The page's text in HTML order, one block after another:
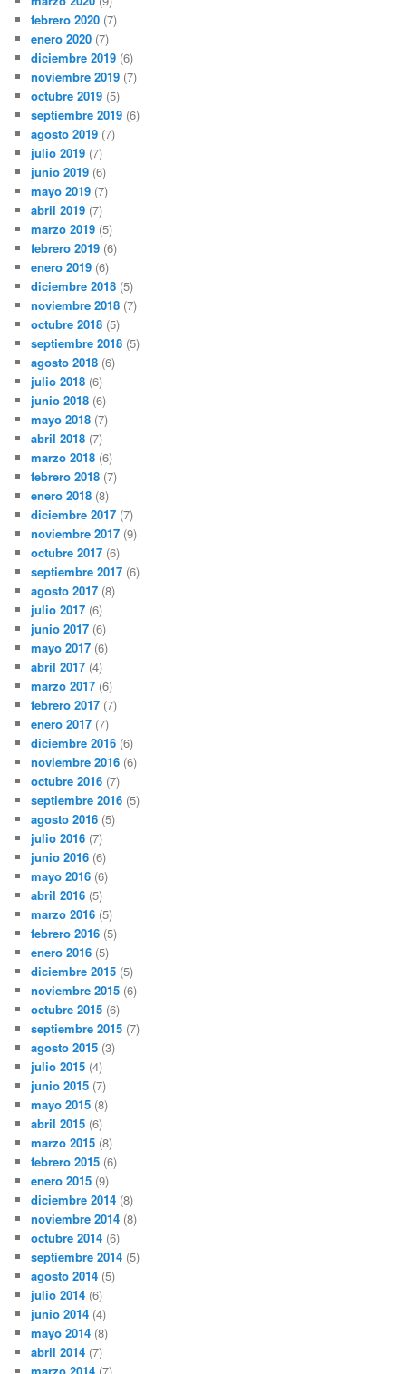
febrero 2020 (7)
enero 2020 (7)
diciembre 2019 (6)
noviembre 2019 (7)
octubre 2019 (5)
septiembre 2019 (6)
agosto 2019 (7)
julio 2019 (7)
junio 2019 (6)
mayo 2019 (7)
abril 2019 (7)
marzo 2019 (5)
febrero 2019 (6)
enero 2019 (6)
diciembre 2018 (5)
noviembre 2018 (7)
octubre 2018 (5)
septiembre 2018 (5)
agosto 2018 (6)
julio 2018 (6)
junio 2018 (6)
mayo 2018 (7)
abril 2018 (7)
marzo 2018 (6)
febrero 2018 (7)
enero 2018 (8)
diciembre 2017 (7)
noviembre 2017 (9)
octubre 2017 (6)
septiembre 2017 (6)
agosto 2017 (8)
julio 2017 (6)
junio 2017 (6)
mayo 2017 (6)
abril 2017 (4)
marzo 2017 (6)
febrero 2017 (7)
enero 2017 (7)
diciembre 2016 (6)
noviembre 2016 (6)
octubre 2016 (7)
septiembre 2016 (5)
agosto 2016 (5)
julio 2016 (7)
junio 2016 (6)
mayo 2016 (6)
abril 2016 (5)
marzo 2016 (5)
febrero 2016 (5)
enero 2016 (5)
diciembre 2015 (5)
noviembre 2015 (6)
octubre 2015 (6)
septiembre 2015 (7)
agosto 2015 (3)
julio 2015 (4)
junio 2015 (7)
mayo 2015 (8)
abril 2015 (6)
marzo 2015 (8)
febrero 2015 (6)
enero 2015 (9)
diciembre 2014 (8)
noviembre 2014 (8)
octubre 2014 (6)
septiembre 2014 (5)
agosto 2014 (5)
julio 2014 (6)
junio 2014 (4)
mayo 2014 (8)
abril 2014 (7)
marzo 2014 (7)